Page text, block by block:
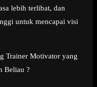
lebih terlibat, dan
untuk mencapai visi
Trainer Motivator yang
Beliau ?